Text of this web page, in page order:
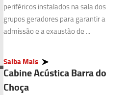
periféricos instalados na sala dos
grupos geradores para garantir a
admissão e a exaustão de ...
Saiba Mais
Cabine Acústica Barra do
Choça